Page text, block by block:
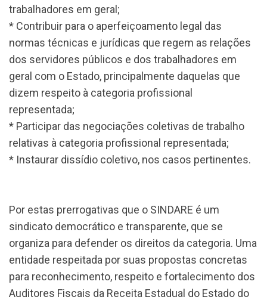
trabalhadores em geral;
* Contribuir para o aperfeiçoamento legal das
normas técnicas e jurídicas que regem as relações
dos servidores públicos e dos trabalhadores em
geral com o Estado, principalmente daquelas que
dizem respeito à categoria profissional
representada;
* Participar das negociações coletivas de trabalho
relativas à categoria profissional representada;
* Instaurar dissídio coletivo, nos casos pertinentes.
Por estas prerrogativas que o SINDARE é um
sindicato democrático e transparente, que se
organiza para defender os direitos da categoria. Uma
entidade respeitada por suas propostas concretas
para reconhecimento, respeito e fortalecimento dos
Auditores Fiscais da Receita Estadual do Estado do